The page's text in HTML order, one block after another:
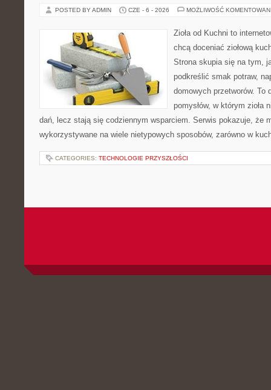
POSTED BY ADMIN CZE - 6 - 2026 MOŻLIWOŚĆ
Zioła od Kuchni to
chcą doceniać ziołową
Strona skupia się na tym,
podkreślić smak potraw,
domowych przetworów. To
pomysłów, w którym zioła
dań, lecz stają się codziennym wsparciem. Serwis pokazuje, że
wykorzystywane na wiele nietypowych sposobów, zarówno w
CATEGORIES: TECHNOLOGIE PRZYSZŁOŚCI